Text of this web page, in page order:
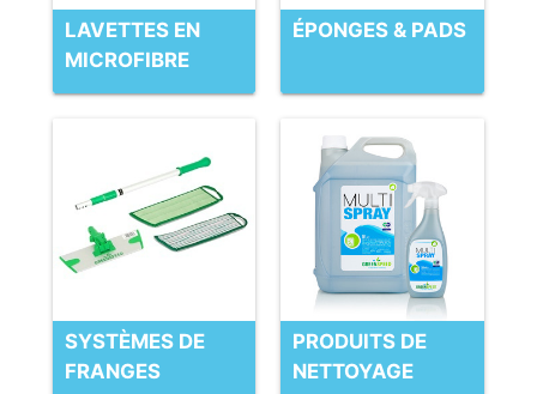
LAVETTES EN
MICROFIBRE
ÉPONGES & PADS
SYSTÈMES DE
FRANGES
PRODUITS DE
NETTOYAGE